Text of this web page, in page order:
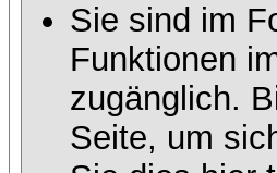
Sie sind im
Funktionen
zugänglich.
Seite, um